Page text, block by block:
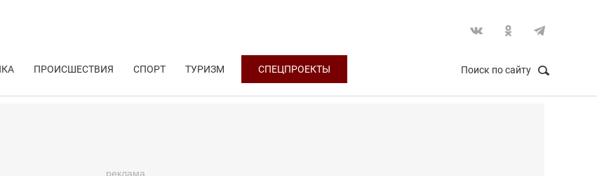
ПРОИСШЕСТВИЯ СПОРТ ТУРИЗМ СПЕЦПРОЕКТЫ Поиск по сайту